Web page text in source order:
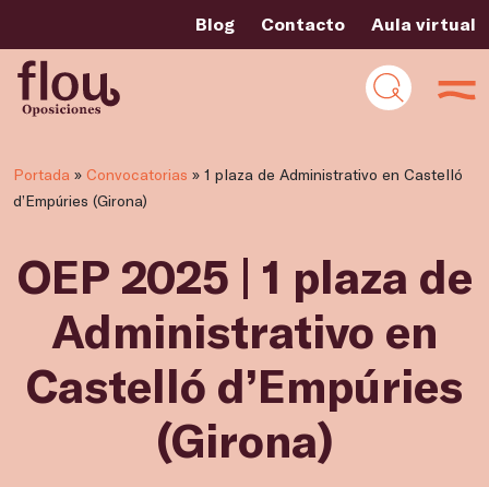
Blog Contacto Aula virtual
Portada » Convocatorias » 1 plaza de Administrativo en Castelló
d’Empúries (Girona)
OEP 2025 | 1 plaza de
Administrativo en
Castelló d’Empúries
(Girona)